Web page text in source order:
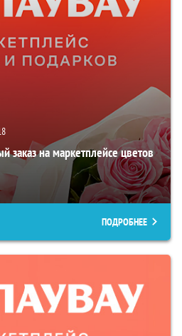
заказ на маркетплейсе цветов
ПОДРОБНЕЕ